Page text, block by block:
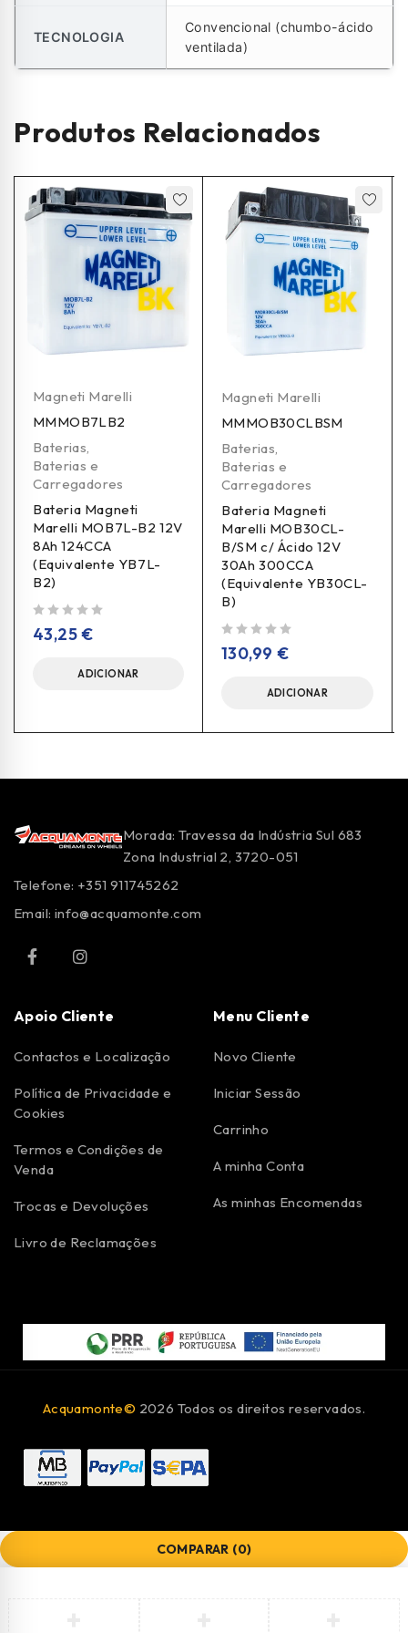
TECNOLOGIA
Convencional (chumbo-ácido
ventilada)
Produtos Relacionados
Magneti Marelli
MMMOB7LB2
Baterias,
Baterias e
Carregadores
Bateria Magneti
Marelli MOB7L-B2 12V
8Ah 124CCA
(Equivalente YB7L-
B2)
43,25€
ADICIONAR
Magneti Marelli
MMMOB30CLBSM
Baterias,
Baterias e
Carregadores
Bateria Magneti
Marelli MOB30CL-
B/SM c/ Ácido 12V
30Ah 300CCA
(Equivalente YB30CL-
B)
130,99 €
ADICIONAR
Morada: Travessa da Indústria Sul 683
Zona Industrial 2, 3720-051
Telefone: +351 911745262
Email: info@acquamonte.com
Apoio Cliente
Contactos e Localização
Política de Privacidade e
Cookies
Termos e Condições de
Venda
Trocas e Devoluções
Livro de Reclamações
Menu Cliente
Novo Cliente
Iniciar Sessão
Carrinho
A minha Conta
As minhas Encomendas
Acquamonte© 2026 Todos os direitos reservados.
COMPARAR (0)